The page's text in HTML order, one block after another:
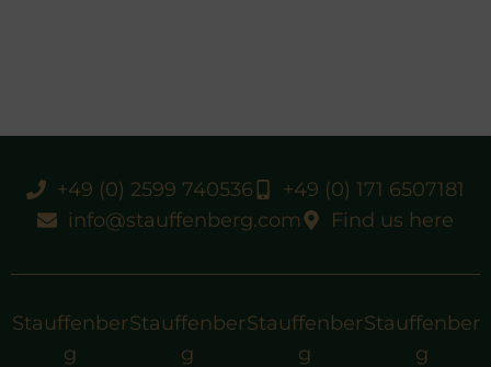
+49 (0) 2599 740536
+49 (0) 171 6507181
info@stauffenberg.com
Find us here
Stauffenber
g
Stauffenber
g
Stauffenber
g
Stauffenber
g